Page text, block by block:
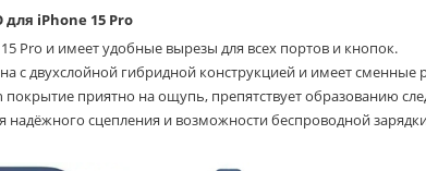
iPhone 15 Pro
Pro и имеет удобные вырезы для всех портов и кнопок.
c двухслойной гибридной конструкцией и имеет сменные
приятно на ощупь, препятствует образованию
сцепления и возможности беспроводной